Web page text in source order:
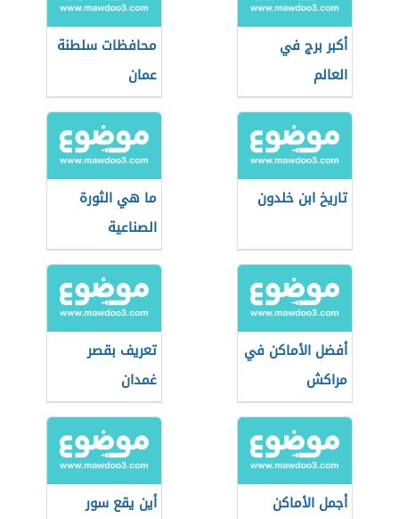
أكبر برج في
العالم
محافظات سلطنة
عمان
تاريخ ابن خلدون
ما هي الثورة
الصناعية
أفضل الأماكن في
مراكش
تعريف بقصر
غمدان
أجمل الأماكن
أين يقع سور